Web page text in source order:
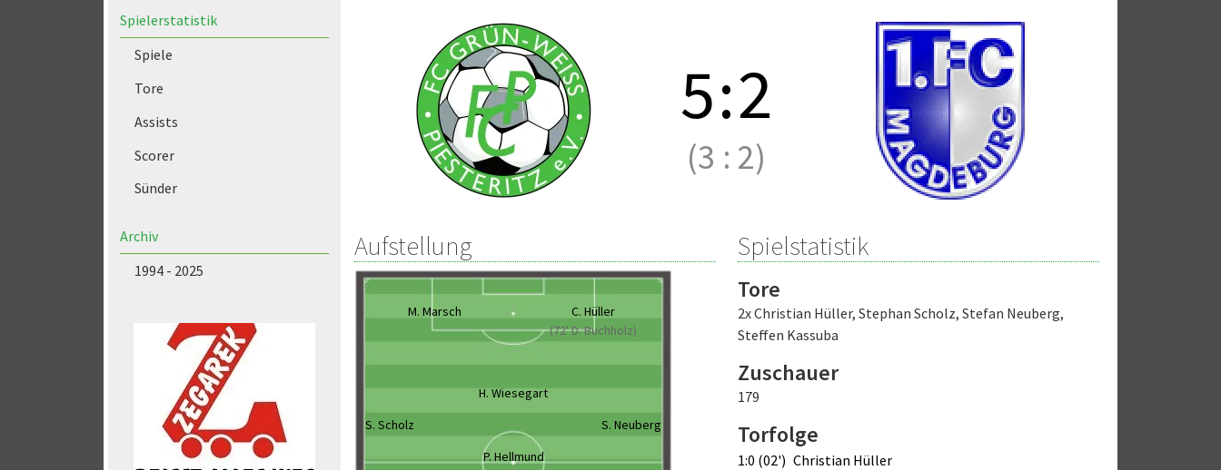
Spielerstatistik
Spiele
Tore
Assists
Scorer
Sünder
Archiv
1994 - 2025
5:2
(3 : 2)
Aufstellung
M. Marsch
C. Hüller
(72' D. Buchholz)
H. Wiesegart
S. Scholz
S. Neuberg
P. Hellmund
Spielstatistik
Tore
2x Christian Hüller, Stephan Scholz, Stefan Neuberg,
Steffen Kassuba
Zuschauer
179
Torfolge
1:0 (02') Christian Hüller